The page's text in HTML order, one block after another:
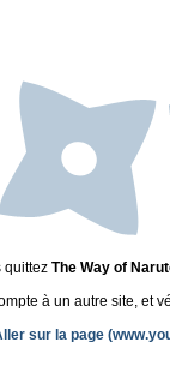
quittez The Way of
à un autre site, et
sur la page